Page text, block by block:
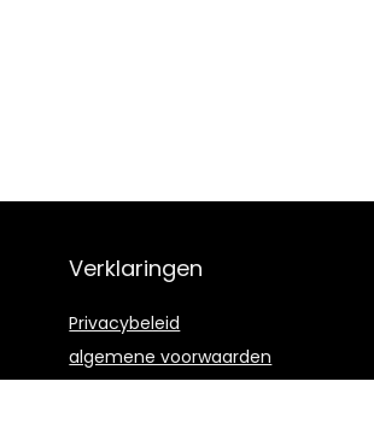
Verklaringen
Privacybeleid
algemene voorwaarden